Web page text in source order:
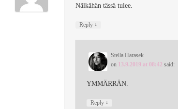
Nälkähän tässä tulee.
Reply ↓
Stella Harasek
on 13.9.2019 at 08:42 said:
YMMÄRRÄN.
Reply ↓